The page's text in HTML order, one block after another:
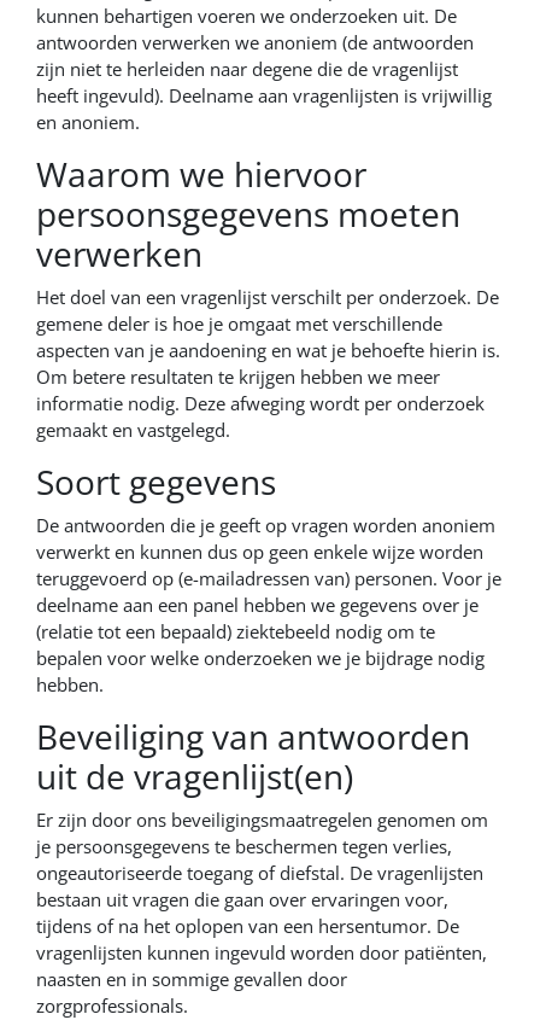
kunnen behartigen voeren we onderzoeken uit. De
antwoorden verwerken we anoniem (de antwoorden
zijn niet te herleiden naar degene die de vragenlijst
heeft ingevuld). Deelname aan vragenlijsten is vrijwillig
en anoniem.
Waarom we hiervoor
persoonsgegevens moeten
verwerken
Het doel van een vragenlijst verschilt per onderzoek. De
gemene deler is hoe je omgaat met verschillende
aspecten van je aandoening en wat je behoefte hierin is.
Om betere resultaten te krijgen hebben we meer
informatie nodig. Deze afweging wordt per onderzoek
gemaakt en vastgelegd.
Soort gegevens
De antwoorden die je geeft op vragen worden anoniem
verwerkt en kunnen dus op geen enkele wijze worden
teruggevoerd op (e-mailadressen van) personen. Voor je
deelname aan een panel hebben we gegevens over je
(relatie tot een bepaald) ziektebeeld nodig om te
bepalen voor welke onderzoeken we je bijdrage nodig
hebben.
Beveiliging van antwoorden
uit de vragenlijst(en)
Er zijn door ons beveiligingsmaatregelen genomen om
je persoonsgegevens te beschermen tegen verlies,
ongeautoriseerde toegang of diefstal. De vragenlijsten
bestaan uit vragen die gaan over ervaringen voor,
tijdens of na het oplopen van een hersentumor. De
vragenlijsten kunnen ingevuld worden door patiënten,
naasten en in sommige gevallen door
zorgprofessionals.